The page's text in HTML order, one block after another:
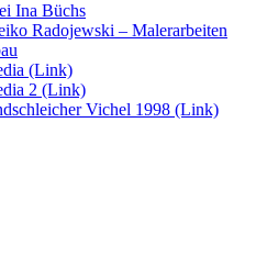
Ina Büchs
Radojewski – Malerarbeiten
(Link)
2 (Link)
Vichel 1998 (Link)